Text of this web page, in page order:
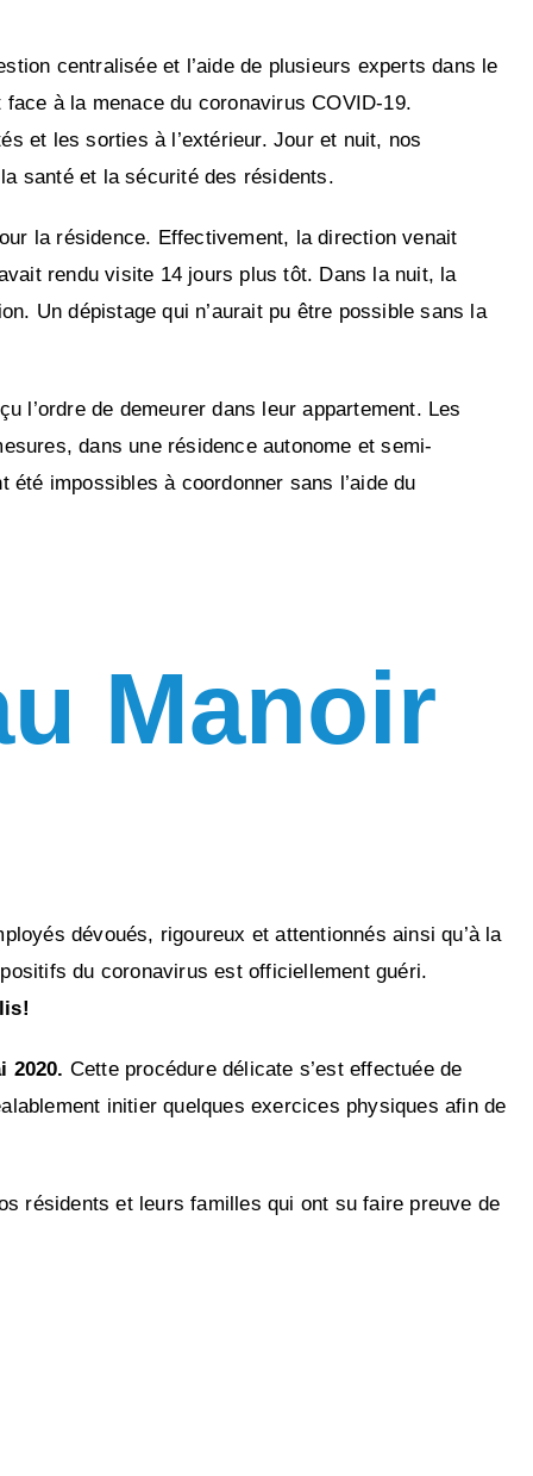
centralisée et l’aide de plusieurs experts dans le
à la menace du coronavirus COVID-19.
et les sorties à l’extérieur. Jour et nuit, nos
santé et la sécurité des résidents.
la résidence. Effectivement, la direction venait
rendu visite 14 jours plus tôt. Dans la nuit, la
Un dépistage qui n’aurait pu être possible sans la
l’ordre de demeurer dans leur appartement. Les
dans une résidence autonome et semi-
impossibles à coordonner sans l’aide du
Manoir
dévoués, rigoureux et attentionnés ainsi qu’à la
du coronavirus est officiellement guéri.
2020. Cette procédure délicate s’est effectuée de
initier quelques exercices physiques afin de
résidents et leurs familles qui ont su faire preuve de